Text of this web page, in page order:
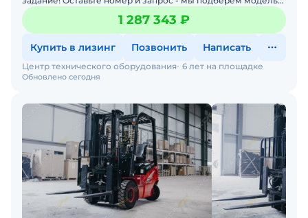
со СКИДКОЙ. В наличии на складах новые вилочные
погрузчики
1 287 343 ₽
Купить в лизинг Позвонить Написать
Обновлено сегодня
Центр технического оборудования 6 лет на площадке